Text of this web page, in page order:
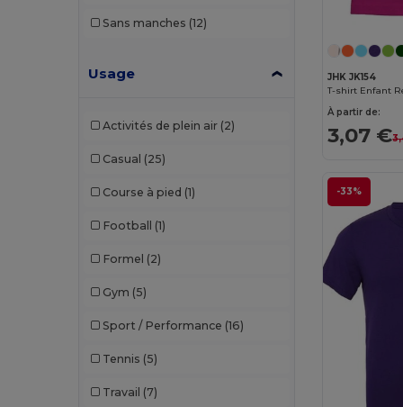
Sans manches (12)
Usage
Activités de plein air (2)
Casual (25)
Course à pied (1)
Football (1)
Formel (2)
Gym (5)
Sport / Performance (16)
Tennis (5)
Travail (7)
JHK JK154
À partir de:
3,07 €
-33%